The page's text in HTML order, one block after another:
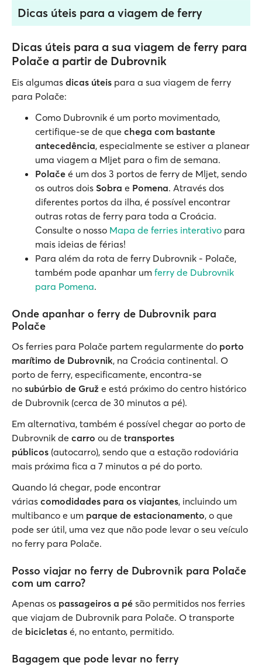
Dicas úteis para a viagem de ferry
Dicas úteis para a sua viagem de ferry para
Polače a partir de Dubrovnik
Eis algumas dicas úteis para a sua viagem de ferry
para Polače:
Como Dubrovnik é um porto movimentado,
certifique-se de que chega com bastante
antecedência, especialmente se estiver a planear
uma viagem a Mljet para o fim de semana.
Polače é um dos 3 portos de ferry de Mljet, sendo
os outros dois Sobra e Pomena. Através dos
diferentes portos da ilha, é possível encontrar
outras rotas de ferry para toda a Croácia.
Consulte o nosso Mapa de ferries interativo para
mais ideias de férias!
Para além da rota de ferry Dubrovnik - Polače,
também pode apanhar um ferry de Dubrovnik
para Pomena.
Onde apanhar o ferry de Dubrovnik para
Polače
Os ferries para Polače partem regularmente do porto
marítimo de Dubrovnik, na Croácia continental. O
porto de ferry, especificamente, encontra-se
no subúrbio de Gruž e está próximo do centro histórico
de Dubrovnik (cerca de 30 minutos a pé).
Em alternativa, também é possível chegar ao porto de
Dubrovnik de carro ou de transportes
públicos (autocarro), sendo que a estação rodoviária
mais próxima fica a 7 minutos a pé do porto.
Quando lá chegar, pode encontrar
várias comodidades para os viajantes, incluindo um
multibanco e um parque de estacionamento, o que
pode ser útil, uma vez que não pode levar o seu veículo
no ferry para Polače.
Posso viajar no ferry de Dubrovnik para Polače
com um carro?
Apenas os passageiros a pé são permitidos nos ferries
que viajam de Dubrovnik para Polače. O transporte
de bicicletas é, no entanto, permitido.
Bagagem que pode levar no ferry